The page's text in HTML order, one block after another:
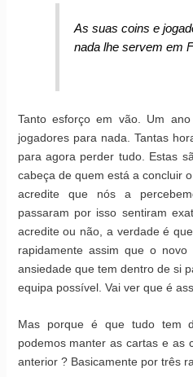
As suas coins e
nada lhe servem em
Tanto esforço em vão. Um
jogadores para nada. Tantas
para agora perder tudo. Estas
cabeça de quem está a concluir
acredite que nós a
passaram por isso sentiram
acredite ou não, a verdade é
rapidamente assim que o
ansiedade que tem dentro de si
equipa possível. Vai ver que é
Mas porque é que tudo tem
podemos manter as cartas e as
anterior ? Basicamente por três